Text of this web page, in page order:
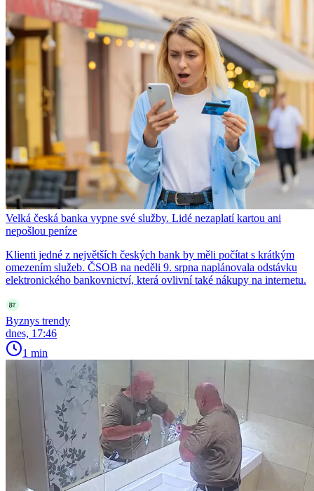
Velká česká banka vypne své služby. Lidé nezaplatí kartou ani
nepošlou peníze
Klienti jedné z největších českých bank by měli počítat s krátkým
omezením služeb. ČSOB na neděli 9. srpna naplánovala odstávku
elektronického bankovnictví, která ovlivní také nákupy na internetu.
Byznys trendy
dnes, 17:46
1 min